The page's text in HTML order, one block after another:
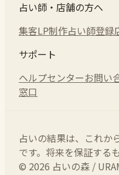
占い師・店舗の方へ
集客LP制作占い師登録
サポート
ヘルプセンターお問い
窓口
占いの結果は、これか
です。将来を保証する
© 2026 占いの森 /